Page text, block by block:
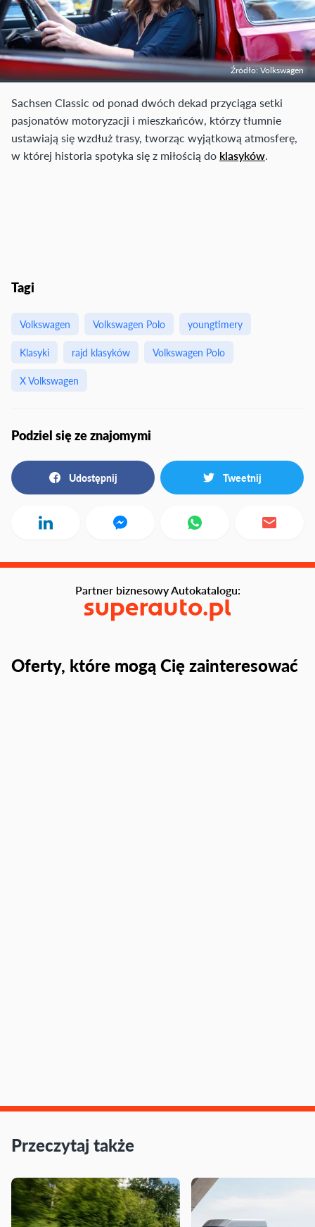
Źródło: Volkswagen
Sachsen Classic od ponad dwóch dekad przyciąga setki
pasjonatów motoryzacji i mieszkańców, którzy tłumnie
ustawiają się wzdłuż trasy, tworząc wyjątkową atmosferę,
w której historia spotyka się z miłością do klasyków.
Tagi
Volkswagen Volkswagen Polo
youngtimery
Klasyki
rajd klasyków
Volkswagen Polo
X Volkswagen
Podziel się ze znajomymi
Udostępnij Tweetnij
Oferty, które mogą Cię zainteresować
Partner biznesowy Autokatalogu:
Przeczytaj także